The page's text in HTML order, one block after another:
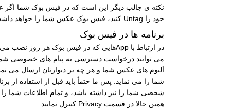
خود را Untag کنید، فیس بوک عکس شما را خواهد داشت! این شاید کمک فوق العاده بزرگی به سازمان های امنیتی و جاسوسی باشد، اما از طرفی یک نوع از بین بردن حریم خصوصی افراد است.
برنامه ها در فیس بوک
می توانند درخواست دسترسی به پیام های خصوصی
آلبوم های عکس شما و هر چه بر دیوارتان ارسال می
شما را می نماید. پس ما حتماً باید قبل از استفاده
شخصی شما را نیز داشته باشد، و تمام اطلاعات شما را
همین حالا در قسمت Privacy کنترل نمایید.